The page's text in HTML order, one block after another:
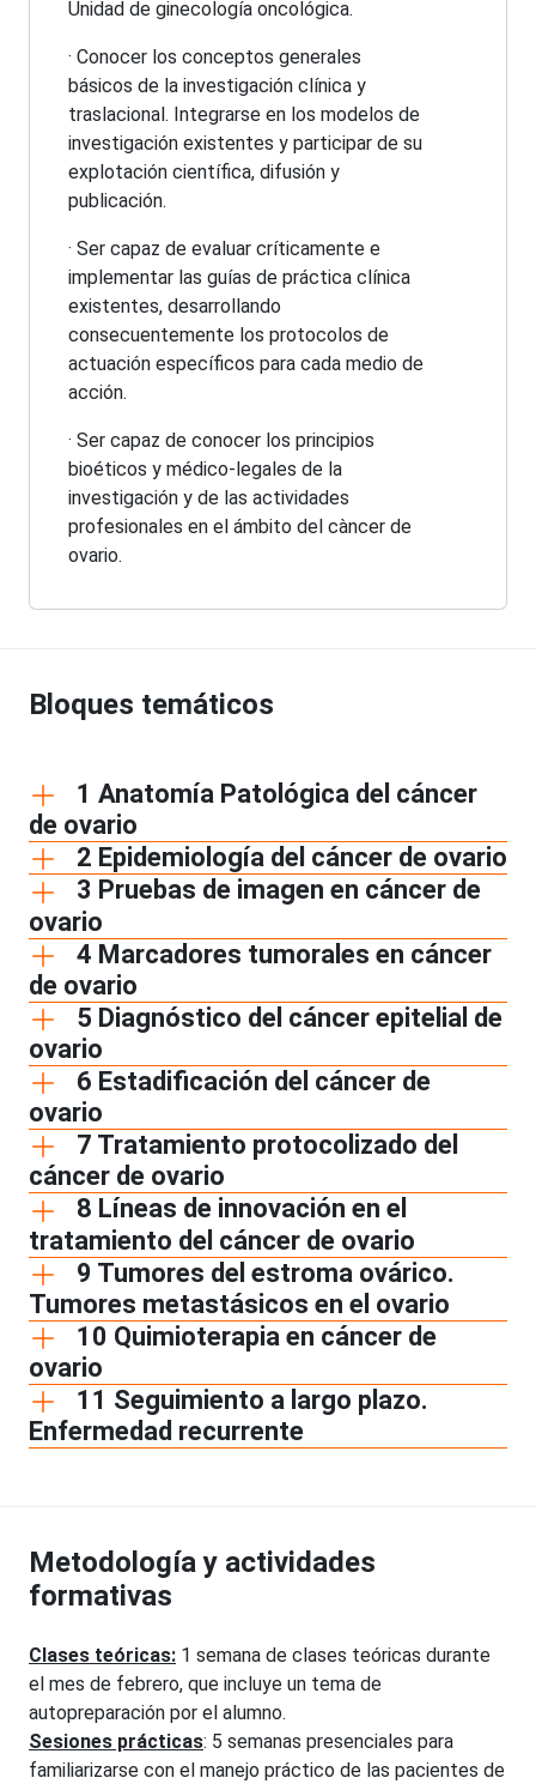
Unidad de ginecología oncológica.
· Conocer los conceptos generales
básicos de la investigación clínica y
traslacional. Integrarse en los modelos de
investigación existentes y participar de su
explotación científica, difusión y
publicación.
· Ser capaz de evaluar críticamente e
implementar las guías de práctica clínica
existentes, desarrollando
consecuentemente los protocolos de
actuación específicos para cada medio de
acción.
· Ser capaz de conocer los principios
bioéticos y médico-legales de la
investigación y de las actividades
profesionales en el ámbito del càncer de
ovario.
Bloques temáticos
1 Anatomía Patológica del cáncer
de ovario
2 Epidemiología del cáncer de ovario
3 Pruebas de imagen en cáncer de
ovario
4 Marcadores tumorales en cáncer
de ovario
5 Diagnóstico del cáncer epitelial de
ovario
6 Estadificación del cáncer de
ovario
7 Tratamiento protocolizado del
cáncer de ovario
8 Líneas de innovación en el
tratamiento del cáncer de ovario
9 Tumores del estroma ovárico.
Tumores metastásicos en el ovario
10 Quimioterapia en cáncer de
ovario
11 Seguimiento a largo plazo.
Enfermedad recurrente
Metodología y actividades
formativas
Clases teóricas: 1 semana de clases teóricas durante
el mes de febrero, que incluye un tema de
autopreparación por el alumno.
Sesiones prácticas: 5 semanas presenciales para
familiarizarse con el manejo práctico de las pacientes de